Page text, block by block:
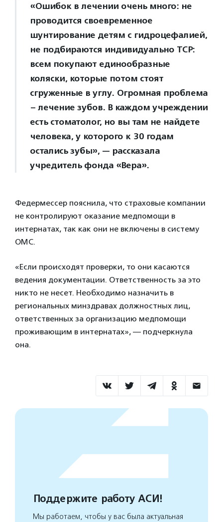
«Ошибок в лечении очень много: не
проводится своевременное
шунтирование детям с гидроцефалией,
не подбираются индивидуально ТСР:
всем покупают единообразные
коляски, которые потом стоят
сгруженные в углу. Огромная проблема
– лечение зубов. В каждом учреждении
есть стоматолог, но вы там не найдете
человека, у которого к 30 годам
остались зубы», — рассказала
учредитель фонда «Вера».
Федермессер пояснила, что страховые компании
не контролируют оказание медпомощи в
интернатах, так как они не включены в систему
ОМС.
«Если происходят проверки, то они касаются
ведения документации. Ответственность за это
никто не несет. Необходимо назначить в
региональных минздравах должностных лиц,
ответственных за организацию медпомощи
проживающим в интернатах», — подчеркнула
она.
Поддержите работу АСИ!
Мы работаем, чтобы у вас была актуальная